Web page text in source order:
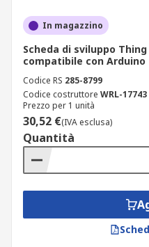
In magazzino
Scheda di sviluppo
compatibile con Arduino
Codice RS 285-8799
Codice costruttore WRL-17743
Prezzo per 1 unità
30,52 €(IVA esclusa)
Quantità